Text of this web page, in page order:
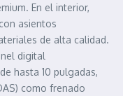
En el interior,
asientos
de alta calidad.
digital
hasta 10 pulgadas,
como frenado